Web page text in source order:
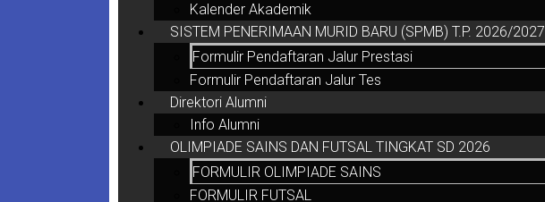
Kalender Akademik
SISTEM PENERIMAAN MURID BARU (SPMB) T.P. 2026/2027
Formulir Pendaftaran Jalur Prestasi
Formulir Pendaftaran Jalur Tes
Direktori Alumni
Info Alumni
OLIMPIADE SAINS DAN FUTSAL TINGKAT SD 2026
FORMULIR OLIMPIADE SAINS
FORMULIR FUTSAL